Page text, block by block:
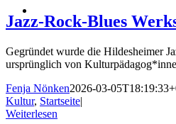
Jazz-Rock-Blues
Gegründet wurde die Hildesheimer
ursprünglich von
Fenja Nönken2026-03-
Kultur, Startseite|
Weiterlesen